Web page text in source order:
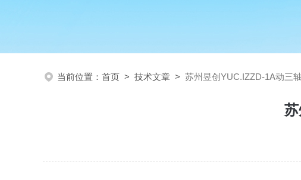
当前位置： 首页 > 技术文章 > 苏州昱创YUC.IZZD-1A动三